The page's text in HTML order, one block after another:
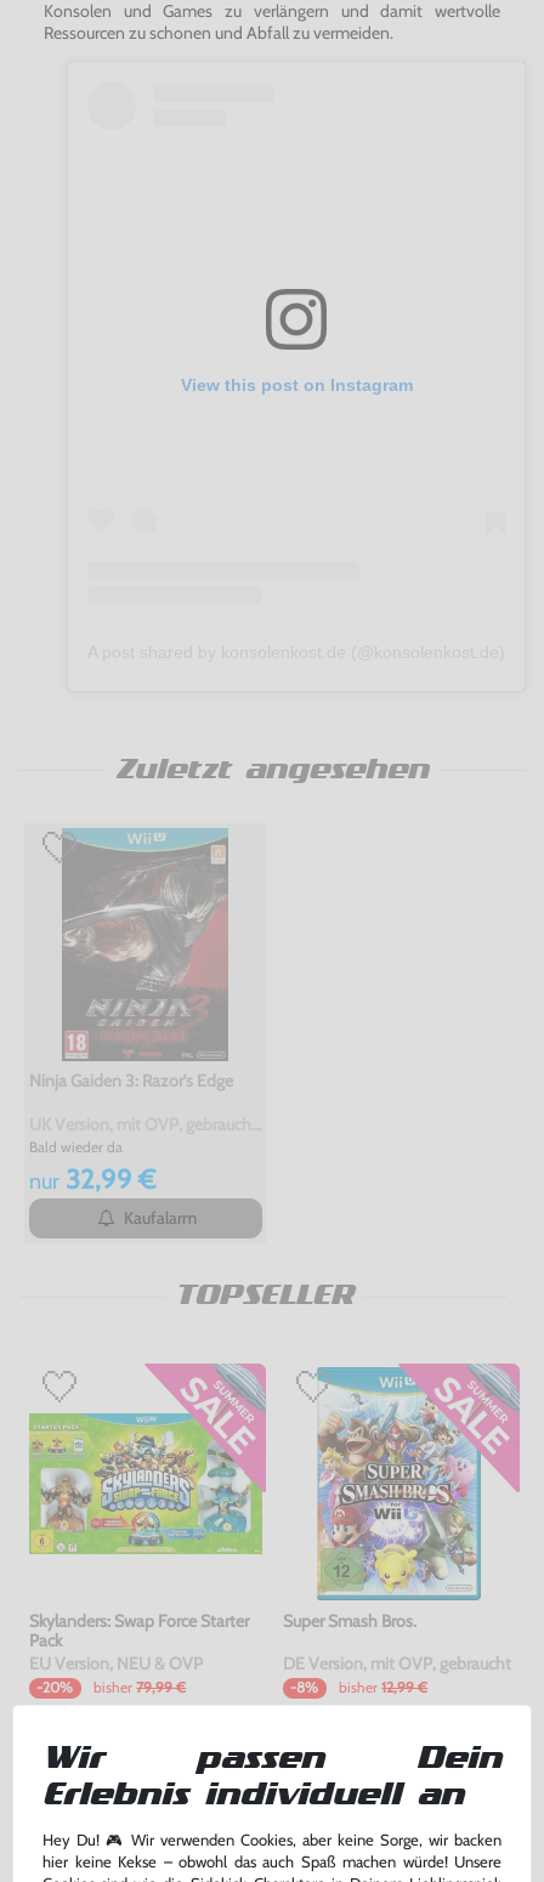
Konsolen und Games zu verlängern und damit wertvolle
Ressourcen zu schonen und Abfall zu vermeiden.
View this post on Instagram
Zuletzt angesehen
Ninja Gaiden 3: Razor's Edge
Bald wieder da
nur32,99 €
Kaufalarm
TOPSELLER
Skylanders: Swap Force Starter
Pack
EU Version, NEU & OVP
-20% bisher 79,99 €
Super Smash Bros.
DE Version, mit OVP, gebraucht
-8% bisher 12,99 €
Warenkorb
Wir passen Dein
Erlebnis individuell an
Hey Du! 🎮 Wir verwenden Cookies, aber keine Sorge, wir backen
hier keine Kekse – obwohl das auch Spaß machen würde! Unsere